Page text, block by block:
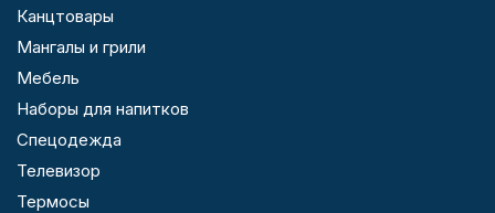
Канцтовары
Мангалы и грили
Мебель
Наборы для напитков
Спецодежда
Телевизор
Термосы